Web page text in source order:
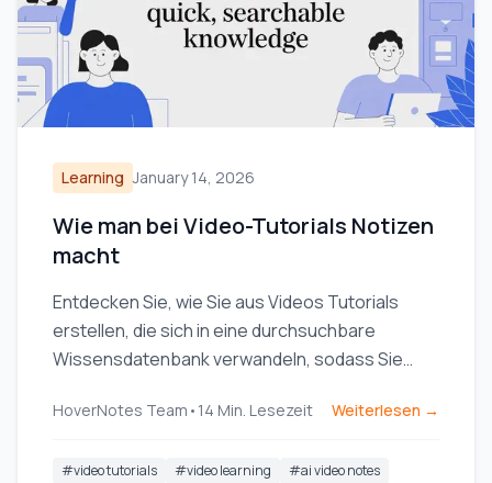
Learning January 14, 2026
Wie man bei Video-Tutorials Notizen
macht
Entdecken Sie, wie Sie aus Videos Tutorials
erstellen, die sich in eine durchsuchbare
Wissensdatenbank verwandeln, sodass Sie
Lerneffizienz steigt.
HoverNotes Team • 14 Min. Lesezeit Weiterlesen →
#video tutorials #video learning #ai video notes